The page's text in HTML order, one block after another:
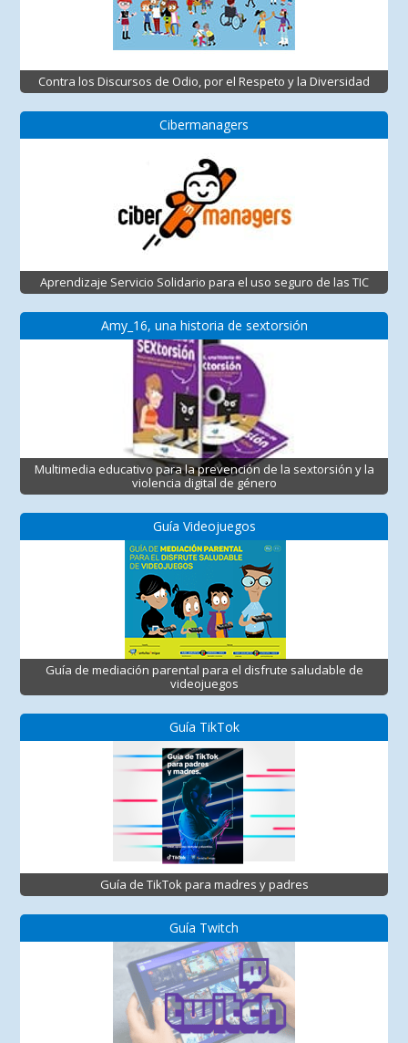
Contra los Discursos de Odio, por el Respeto y la Diversidad
Cibermanagers
Aprendizaje Servicio Solidario para el uso seguro de las TIC
Amy_16, una historia de sextorsión
Multimedia educativo para la prevención de la sextorsión y la
violencia digital de género
Guía Videojuegos
Guía de mediación parental para el disfrute saludable de
videojuegos
Guía TikTok
Guía de TikTok para madres y padres
Guía Twitch